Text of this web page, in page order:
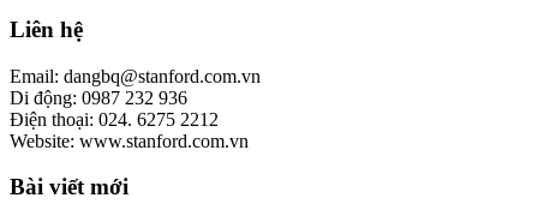
Liên hệ
Email: dangbq@stanford.com.vn
Di động: 0987 232 936
Điện thoại: 024. 6275 2212
Website: www.stanford.com.vn
Bài viết mới